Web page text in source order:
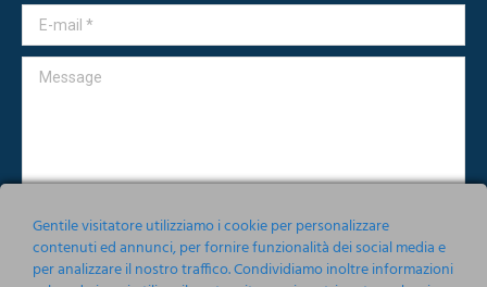
E-mail *
Message
Accetto le condizioni relative alla norma sullaPrivacy
Gentile visitatore utilizziamo i cookie per personalizzare
contenuti ed annunci, per fornire funzionalità dei social media e
per analizzare il nostro traffico. Condividiamo inoltre informazioni